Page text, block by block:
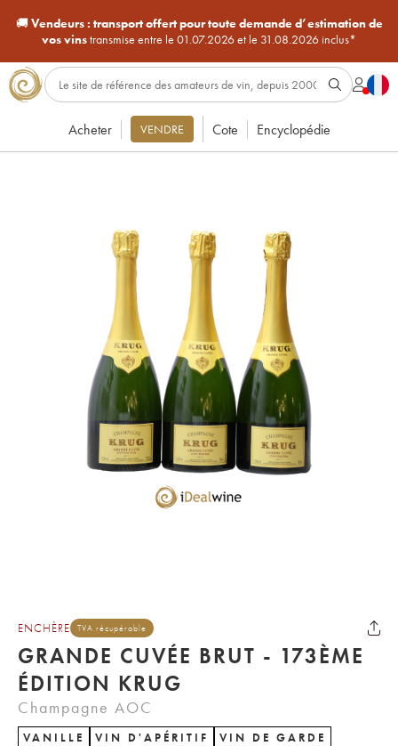
🚚Vendeurs : transport offert pour toute demande d’estimation de
vos vinstransmise entre le 01.07.2026 et le 31.08.2026 inclus*
Acheter VENDRE Cote Encyclopédie
ENCHÈRE TVA récupérable
GRANDE CUVÉE BRUT - 173ÈME
ÉDITION KRUG
Champagne AOC
VANILLE VIN D'APÉRITIF VIN DE GARDE